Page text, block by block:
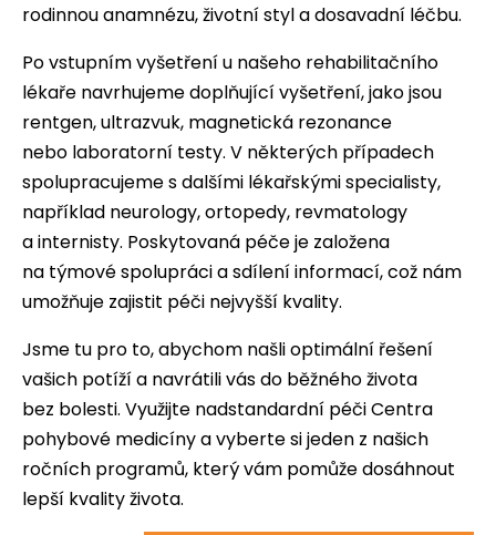
rodinnou anamnézu, životní styl a dosavadní léčbu.
Po vstupním vyšetření u našeho rehabilitačního
lékaře navrhujeme doplňující vyšetření, jako jsou
rentgen, ultrazvuk, magnetická rezonance
nebo laboratorní testy. V některých případech
spolupracujeme s dalšími lékařskými specialisty,
například neurology,ortopedy, revmatology
ainternisty. Poskytovaná péče je založena
na týmové spolupráci a sdílení informací, což nám
umožňuje zajistit péči nejvyšší kvality.
Jsme tu pro to, abychom našli optimální řešení
vašich potíží a navrátili vás do běžného života
bez bolesti. Využijte nadstandardní péči Centra
pohybové medicíny a vyberte si jeden z našich
ročních programů, který vám pomůže dosáhnout
lepší kvality života.